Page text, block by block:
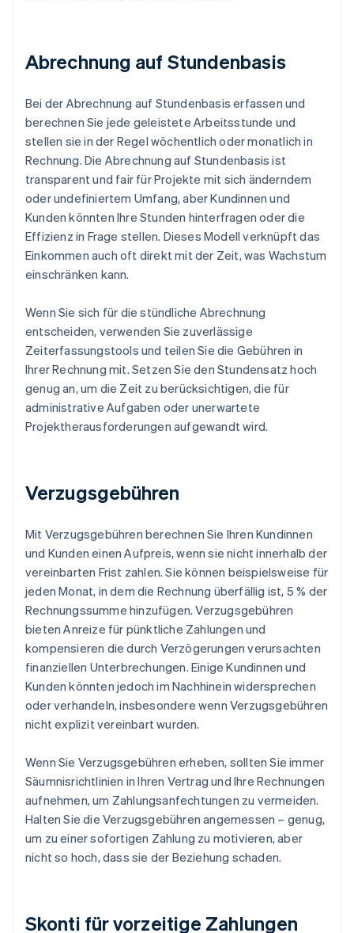
Abrechnung auf Stundenbasis
Bei der Abrechnung auf Stundenbasis erfassen und
berechnen Sie jede geleistete Arbeitsstunde und
stellen sie in der Regel wöchentlich oder monatlich in
Rechnung. Die Abrechnung auf Stundenbasis ist
transparent und fair für Projekte mit sich änderndem
oder undefiniertem Umfang, aber Kundinnen und
Kunden könnten Ihre Stunden hinterfragen oder die
Effizienz in Frage stellen. Dieses Modell verknüpft das
Einkommen auch oft direkt mit der Zeit, was Wachstum
einschränken kann.
Wenn Sie sich für die stündliche Abrechnung
entscheiden, verwenden Sie zuverlässige
Zeiterfassungstools und teilen Sie die Gebühren in
Ihrer Rechnung mit. Setzen Sie den Stundensatz hoch
genug an, um die Zeit zu berücksichtigen, die für
administrative Aufgaben oder unerwartete
Projektherausforderungen aufgewandt wird.
Verzugsgebühren
Mit Verzugsgebühren berechnen Sie Ihren Kundinnen
und Kunden einen Aufpreis, wenn sie nicht innerhalb der
vereinbarten Frist zahlen. Sie können beispielsweise für
jeden Monat, in dem die Rechnung überfällig ist, 5 % der
Rechnungssumme hinzufügen. Verzugsgebühren
bieten Anreize für pünktliche Zahlungen und
kompensieren die durch Verzögerungen verursachten
finanziellen Unterbrechungen. Einige Kundinnen und
Kunden könnten jedoch im Nachhinein widersprechen
oder verhandeln, insbesondere wenn Verzugsgebühren
nicht explizit vereinbart wurden.
Wenn Sie Verzugsgebühren erheben, sollten Sie immer
Säumnisrichtlinien in Ihren Vertrag und Ihre Rechnungen
aufnehmen, um Zahlungsanfechtungen zu vermeiden.
Halten Sie die Verzugsgebühren angemessen – genug,
um zu einer sofortigen Zahlung zu motivieren, aber
nicht so hoch, dass sie der Beziehung schaden.
Skonti für vorzeitige Zahlungen